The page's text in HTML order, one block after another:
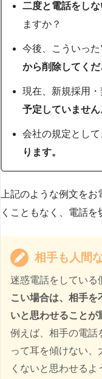
二度と電話をし
ますか？
今後、こういっ
から削除してくだ
現在、新規採用
予定していません
会社の規定として
ります。
上記のような例文を
くこともなく、電話を
相手も人間
迷惑電話をしている
こい場合は、相手
いと思わせることが
例えば、相手の電話
って耳を傾けない、
くないと思わせるよ